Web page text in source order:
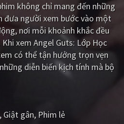
không chỉ mang đến những
đưa người xem bước vào một
nơi mỗi khoảnh khắc đều
xem Angel Guts: Lớp Học
có thể tận hưởng trọn vẹn
diễn biến kịch tính mà bộ
Giật gân Phim lẻ